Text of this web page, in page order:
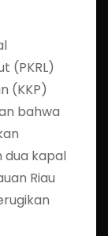
(PKRL)
(KKP)
bahwa
dua kapal
Riau